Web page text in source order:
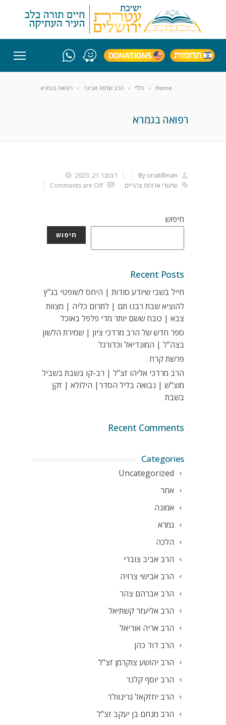
Home כללי הרב שלמה אבינר רפואה בגמרא
רפואה בגמרא
דצמבר 21, 2023
By oriatillman
Comments are Off
שיעורי ארוחת צהריים
חיפוש
חיפוש
Recent Posts
חייל בשבי שיודע סודות | היחס לשופטי בג"ץ
להוציא שבת רבנו תם | לתרום כליה | מצוות
צבא | טבח ששם יותר מדי פלפל באוכל
ספר חדש של הרב מרדכי ציון | שמירת הלשון
בצה"ל | המונדיאל וכדורגל
פרשת קרח
הרב מרדכי אליהו זצ"ל | רב-קו בשבת בשביל
מוצ"ש | נבואה בליל הסדר| הילולא | זקן
בשבת
Recent Comments
Categories
Uncategorized
אחר
אמונה
גמרא
הלכה
הרב אביב צוברי
הרב אבישי צרויה
הרב אברהם צהר
הרב אליעזר קשתיאל
הרב אריה אוריאל
הרב דוד כהן
הרב יהושע צוקרמן זצ"ל
הרב יוסף קלנר
הרב יחזקאל גרינוולד
הרב מנחם בן יעקב זצ"ל